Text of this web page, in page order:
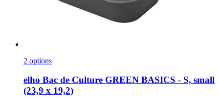
2 options
elho Bac de Culture GREEN BASICS -​ S, small
(23,9 x 19,2)